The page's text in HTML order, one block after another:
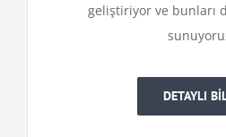
geliştiriyor ve bunları
DETAYLI